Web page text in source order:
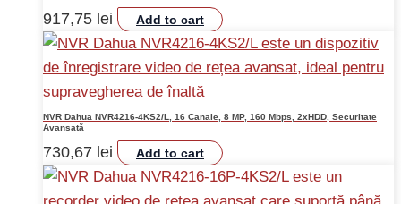
917,75 lei Add to cart
NVR Dahua NVR4216-4KS2/L, 16 Canale, 8 MP, 160 Mbps, 2xHDD, Securitate
Avansată
730,67 lei Add to cart